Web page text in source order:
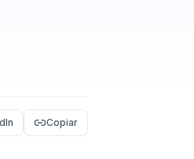
Copiar